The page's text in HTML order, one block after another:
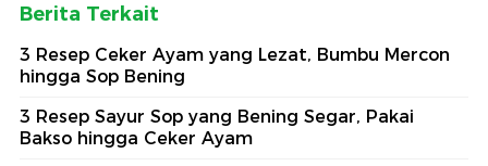
Berita Terkait
3 Resep Ceker Ayam yang Lezat, Bumbu Mercon
hingga Sop Bening
3 Resep Sayur Sop yang Bening Segar, Pakai
Bakso hingga Ceker Ayam